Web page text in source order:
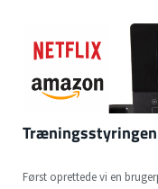
Først oprettede vi en